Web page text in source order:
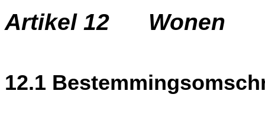
Artikel 12 Wonen
12.1